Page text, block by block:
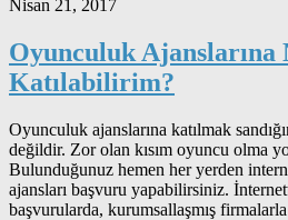
Nisan 21, 2017
Oyunculuk Ajanslarına
Katılabilirim?
Oyunculuk ajanslarına katılmak
değildir. Zor olan kısım oyuncu olma
Bulunduğunuz hemen her yerden
ajansları başvuru yapabilirsiniz.
başvurularda, kurumsallaşmış